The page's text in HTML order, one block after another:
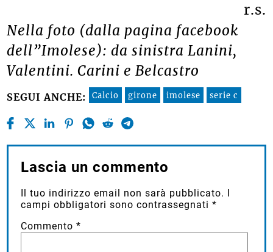
r.s.
Nella foto (dalla pagina facebook
dell”Imolese): da sinistra Lanini,
Valentini. Carini e Belcastro
SEGUI ANCHE: Calcio girone imolese serie c
Lascia un commento
Il tuo indirizzo email non sarà pubblicato.
campi obbligatori sono contrassegnati*
Commento*